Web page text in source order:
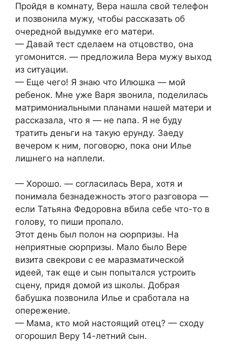
Пройдя в комнату, Вера нашла свой телефон
и позвонила мужу, чтобы рассказать об
очередной выдумке его матери.
— Давай тест сделаем на отцовство, она
угомонится. — предложила Вера мужу выход
из ситуации.
— Еще чего! Я знаю что Илюшка — мой
ребенок. Мне уже Варя звонила, поделилась
матримониальными планами нашей матери и
рассказала, что я — не папа. Я не буду
тратить деньги на такую ерунду. Заеду
вечером к ним, поговорю, пока они Илье
лишнего на наплели.
— Хорошо. — согласилась Вера, хотя и
понимала безнадежность этого разговора —
если Татьяна Федоровна вбила себе что-то в
голову, то пиши пропало.
Этот день был полон на сюрпризы. На
неприятные сюрпризы. Мало было Вере
визита свекрови с ее маразматической
идеей, так еще и сын попытался устроить
сцену, придя домой из школы. Добрая
бабушка позвонила Илье и сработала на
опережение.
— Мама, кто мой настоящий отец? — сходу
огорошил Веру 14-летний сын.